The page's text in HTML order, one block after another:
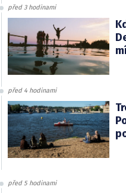
před 3 hodinami
před 4 hodinami
před 5 hodinami